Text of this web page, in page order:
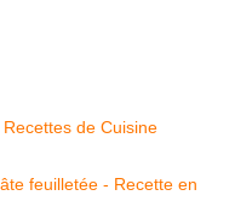
Recettes de Cuisine